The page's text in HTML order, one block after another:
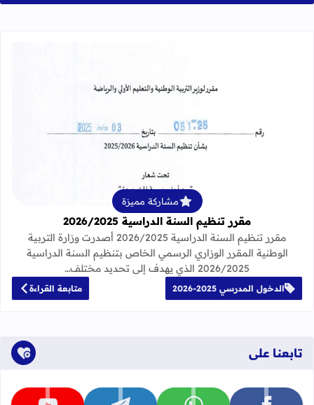
قراءة المزيد عن مقرر تنظيم السنة الدراسية
مشاركة مميزة
مقرر تنظيم السنة الدراسية 2026/2025
مقرر تنظيم السنة الدراسية 2026/2025 أصدرت وزارة التربية
الوطنية المقرر الوزاري الرسمي الخاص بتنظيم السنة الدراسية
2026/2025 الذي يهدف إلى تحديد مختلف…
الدخول المدرسي 2025-2026 متابعة القراءة
تابعنا على